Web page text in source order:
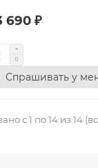
690 ₽
Спрашивать у
с 1 по 14 из 14